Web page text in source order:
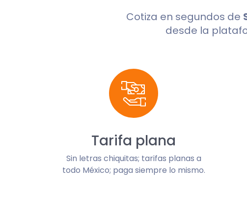
Cotiza en segundos de
desde la
Tarifa plana
Sin letras chiquitas; tarifas planas a
todo México; paga siempre lo mismo.